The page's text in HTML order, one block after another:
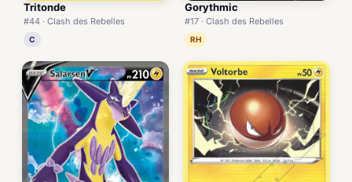
Tritonde
#44 · Clash des Rebelles
C
Gorythmic
#17 · Clash des Rebelles
RH